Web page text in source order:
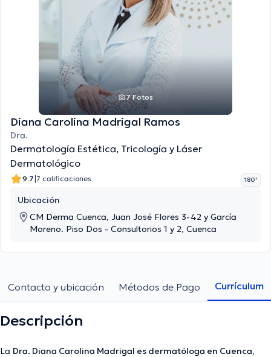
7 Fotos
Diana Carolina Madrigal Ramos
Dra.
Dermatología Estética, Tricología y Láser
Dermatológico
9.7|7 calificaciones 180 '
Ubicación
CM Derma Cuenca, Juan José Flores 3-42 y García
Moreno. Piso Dos - Consultorios 1 y 2, Cuenca
Contacto y ubicación Métodos de Pago Currículum
Descripción
La Dra. Diana Carolina Madrigal es dermatóloga en Cuenca,